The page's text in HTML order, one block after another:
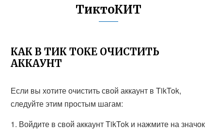
ТиктоКИТ
КАК В ТИК ТОКЕ ОЧИСТИТЬ
АККАУНТ
Если вы хотите очистить свой аккаунт в TikTok,
следуйте этим простым шагам:
1. Войдите в свой аккаунт TikTok и нажмите на значок